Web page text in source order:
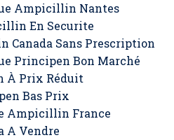
Ampicillin Nantes
En Securite
Sans Prescription
Principen Bon Marché
À Prix Réduit
Bas Prix
Ampicillin France
A Vendre